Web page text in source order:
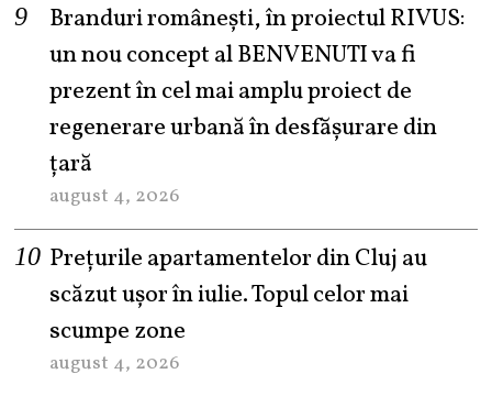
Branduri românești, în proiectul RIVUS:
un nou concept al BENVENUTI va fi
prezent în cel mai amplu proiect de
regenerare urbană în desfășurare din
țară
august 4, 2026
Prețurile apartamentelor din Cluj au
scăzut ușor în iulie. Topul celor mai
scumpe zone
august 4, 2026